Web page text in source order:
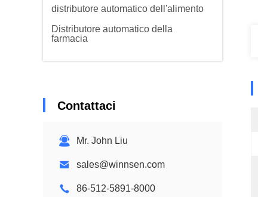
distributore automatico dell'alimento
Distributore automatico della
farmacia
Contattaci
Mr. John Liu
sales@winnsen.com
86-512-5891-8000